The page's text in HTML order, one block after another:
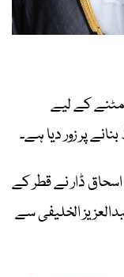
کے لیے
پر زور دیا ہے۔
ڈار نے قطر کے
الخلیفی سے